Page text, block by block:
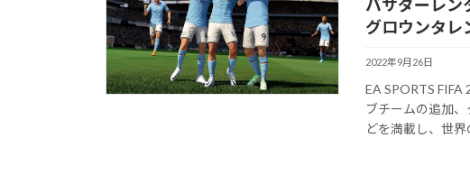
バサダーレン
グロウンタレ
2022年9月26日
EA SPORTS
ブチームの追加
どを満載し、世